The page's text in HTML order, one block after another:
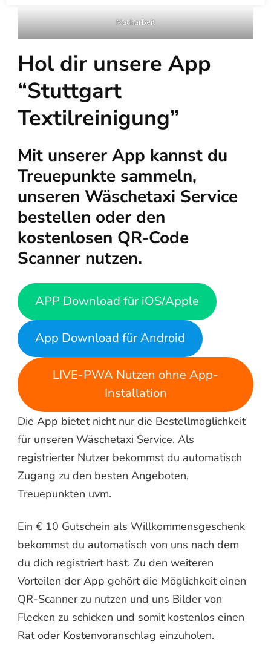
Nacharbeit
Hol dir unsere App
“Stuttgart
Textilreinigung”
Mit unserer App kannst du
Treuepunkte sammeln,
unseren Wäschetaxi Service
bestellen oder den
kostenlosen QR-Code
Scanner nutzen.
APP Download für iOS/Apple
App Download für Android
LIVE-PWA Nutzen ohne App-
Installation
Die App bietet nicht nur die Bestellmöglichkeit
für unseren Wäschetaxi Service. Als
registrierter Nutzer bekommst du automatisch
Zugang zu den besten Angeboten,
Treuepunkten uvm.
Ein € 10 Gutschein als Willkommensgeschenk
bekommst du automatisch von uns nach dem
du dich registriert hast. Zu den weiteren
Vorteilen der App gehört die Möglichkeit einen
QR-Scanner zu nutzen und uns Bilder von
Flecken zu schicken und somit kostenlos einen
Rat oder Kostenvoranschlag einzuholen.